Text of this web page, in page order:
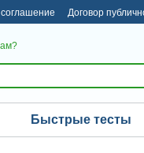
Договор
Быстрые тесты